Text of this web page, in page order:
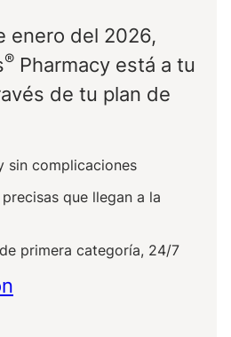
enero del 2026,
® Pharmacy está a tu
de tu plan de
sin complicaciones
que llegan a la
primera categoría, 24/7